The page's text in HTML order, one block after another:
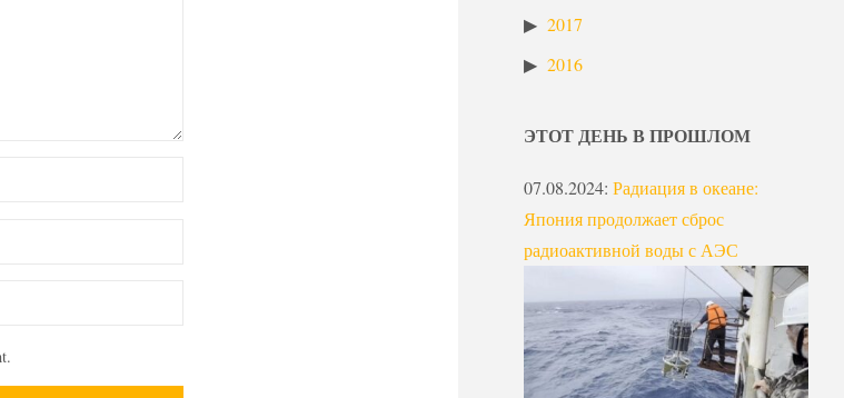
2017
2016
ЭТОТ ДЕНЬ В ПРОШЛОМ
07.08.2024: Радиация в океане:
Япония продолжает сброс
радиоактивной воды с АЭС